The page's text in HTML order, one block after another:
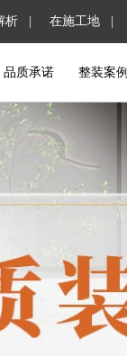
析 | 在施工地 |
品质承诺 整装案例